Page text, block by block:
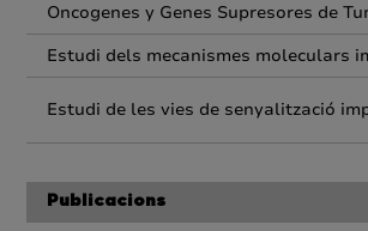
Oncogenes y Genes Supresores de
Estudi dels mecanismes moleculars
Estudi de les vies de senyalització
Publicacions